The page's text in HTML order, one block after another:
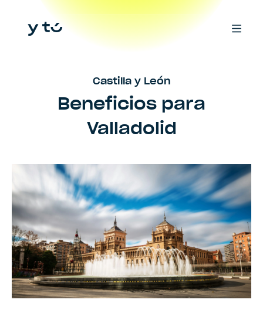
Castilla y León
Beneficios para
Valladolid